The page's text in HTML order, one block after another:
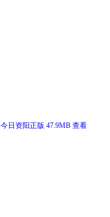
今日资阳正版 47.9MB 查看